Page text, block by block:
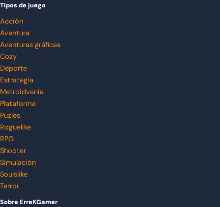
Tipos de juego
Acción
Aventura
Aventuras gráficas
Cozy
Deporte
Estrategia
Metroidvania
Plataforma
Puzles
Roguelike
RPG
Shooter
Simulación
Soulslike
Terror
Sobre ErreKGamer